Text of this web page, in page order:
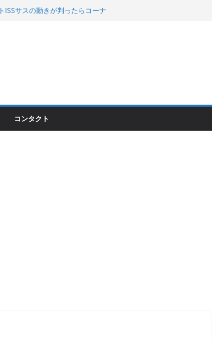
！
各部をチェックして、スマホ
ング行って来た
コンタクト